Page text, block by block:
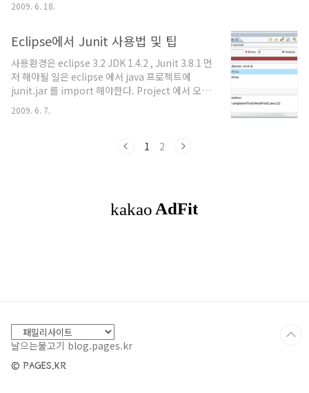
사용될 변수이다. 타이틀부분으로 상단에 한번만
out.println(rs.getInt("deptno")+" "); } }
catch(NamingException ne) { out.println("설정명을 찾을 수
없습니다."); } catch(SQLException se) {
out.println(se.toString()); } finally { //닫을때는 맨마지막에 열린
것부터 닫는다. if(rs != null) rs.close..
2009. 6. 18.
Eclipse에서 Junit 사용법 및 팁
사용환경은 eclipse 3.2 JDK 1.4.2 , Junit 3.8.1 먼
저 해야될 일은 eclipse 에서 java 프로젝트에
junit.jar 를 import 해야한다. Project 에서 오른
쪽 마우스 클릭하여 properties 선택한다. Java
Build Path > Libraries 탭을 선택하고 오른쪽에
받아서 설치해놓은 eclipse 폴더의 junit.jar 링크
이 설치되어있는 것이 보일것이다. 추가된화면이다.
이제 testcase 파일을 만들..
2009. 6. 7.
1 2
날으는물고기 blog.pages.kr
© PAGES.KR